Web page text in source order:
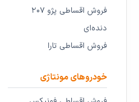
فروش اقساطی پژو ۲۰۷
دنده‌ای
فروش اقساطی تارا
خودروهای مونتاژی